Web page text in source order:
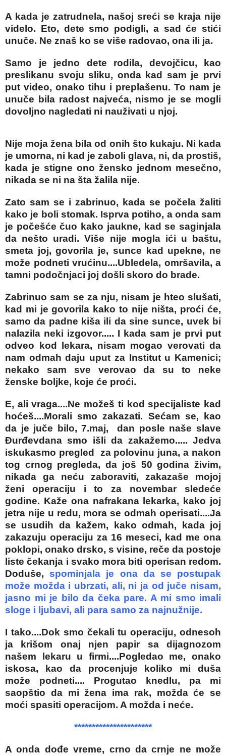
A kada je zatrudnela, našoj sreći se kraja nije
videlo. Eto, dete smo podigli, a sad će stići
unuče. Ne znaš ko se više radovao, ona ili ja.
Samo je jedno dete rodila, devojčicu, kao
preslikanu svoju sliku, onda kad sam je prvi
put video, onako tihu i preplašenu. To nam je
unuče bila radost najveća, nismo je se mogli
dovoljno nagledati ni nauživati u njoj.
Nije moja žena bila od onih što kukaju. Ni kada
je umorna, ni kad je zaboli glava, ni, da prostiš,
kada je stigne ono žensko jednom mesečno,
nikada se ni na šta žalila nije.
Zato sam se i zabrinuo, kada se počela žaliti
kako je boli stomak. Isprva potiho, a onda sam
je počešće čuo kako jaukne, kad se saginjala
da nešto uradi. Više nije mogla ići u baštu,
smeta joj, govorila je, sunce kad upekne, ne
može podneti vrućinu....Ubledela, omršavila, a
tamni podočnjaci joj došli skoro do brade.
Zabrinuo sam se za nju, nisam je hteo slušati,
kad mi je govorila kako to nije ništa, proći će,
samo da padne kiša ili da sine sunce, uvek bi
nalazila neki izgovor..... I kada sam je prvi put
odveo kod lekara, nisam mogao verovati da
nam odmah daju uput za Institut u Kamenici;
nekako sam sve verovao da su to neke
ženske boljke, koje će proći.
E, ali vraga....Ne možeš ti kod specijaliste kad
hoćeš....Morali smo zakazati. Sećam se, kao
da je juče bilo, 7.maj, dan posle naše slave
Đurđevdana smo išli da zakažemo..... Jedva
iskukasmo pregled za polovinu juna, a nakon
tog crnog pregleda, da još 50 godina živim,
nikada ga neću zaboraviti, zakazaše mojoj
ženi operaciju i to za novembar sledeće
godine. Kaže ona nafrakana lekarka, kako joj
jetra nije u redu, mora se odmah operisati....Ja
se usudih da kažem, kako odmah, kada joj
zakazuju operaciju za 16 meseci, kad me ona
poklopi, onako drsko, s visine, reče da postoje
liste čekanja i svako mora biti operisan redom.
Doduše,spominjala je ona da se postupak
može možda i ubrzati, ali, ni ja od juče nisam,
jasno mi je bilo da čeka pare. A mi smo imali
sloge i ljubavi, ali para samo za najnužnije.
I tako....Dok smo čekali tu operaciju, odnesoh
ja krišom onaj njen papir sa dijagnozom
našem lekaru u firmi....Pogledao me, onako
iskosa, kao da procenjuje koliko mi duša
može podneti.... Progutao knedlu, pa mi
saopštio da mi žena ima rak, možda će se
moći spasiti operacijom. A možda i neće.
**********************
A onda dođe vreme, crno da crnje ne može